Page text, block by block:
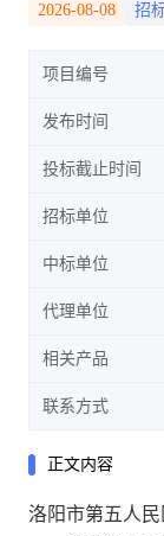
2026-08-08 招
项目编号
发布时间
投标截止时间
招标单位
中标单位
代理单位
相关产品
联系方式
正文内容
洛阳市第五人